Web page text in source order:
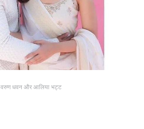
वरुण धवन और आलिया भट्ट